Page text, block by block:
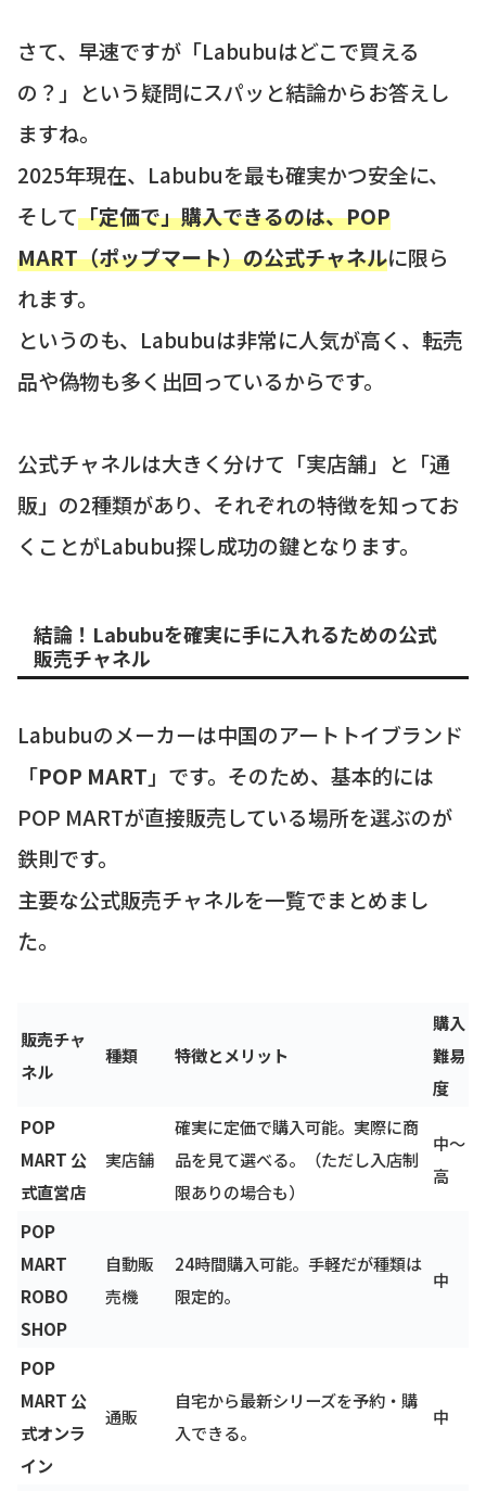
さて、早速ですが「Labubuはどこで買える
の？」という疑問にスパッと結論からお答えし
ますね。
2025年現在、Labubuを最も確実かつ安全に、
そして「定価で」購入できるのは、POP
MART（ポップマート）の公式チャネルに限ら
れます。
というのも、Labubuは非常に人気が高く、転売
品や偽物も多く出回っているからです。
公式チャネルは大きく分けて「実店舗」と「通
販」の2種類があり、それぞれの特徴を知ってお
くことがLabubu探し成功の鍵となります。
結論！Labubuを確実に手に入れるための公式
販売チャネル
Labubuのメーカーは中国のアートトイブランド
「POP MART 」です。そのため、基本的には
POP MARTが直接販売している場所を選ぶのが
鉄則です。
主要な公式販売チャネルを一覧でまとめまし
た。
販売チャ
ネル
種類 特徴とメリット
購入
難易
度
POP
MART 公
式直営店
実店舗
確実に定価で購入可能。実際に商
品を見て選べる。（ただし入店制
限ありの場合も）
中〜
高
POP
MART
ROBO
SHOP
自動販
売機
24時間購入可能。手軽だが種類は
限定的。
中
POP
MART 公
式オンラ
イン
通販
自宅から最新シリーズを予約・購
入できる。
中